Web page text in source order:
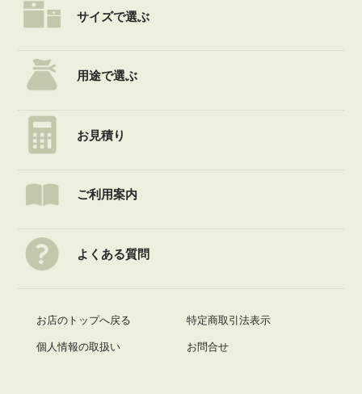
サイズで選ぶ
用途で選ぶ
お見積り
ご利用案内
よくある質問
お店のトップへ戻る 特定商取引法表示
個人情報の取扱い お問合せ